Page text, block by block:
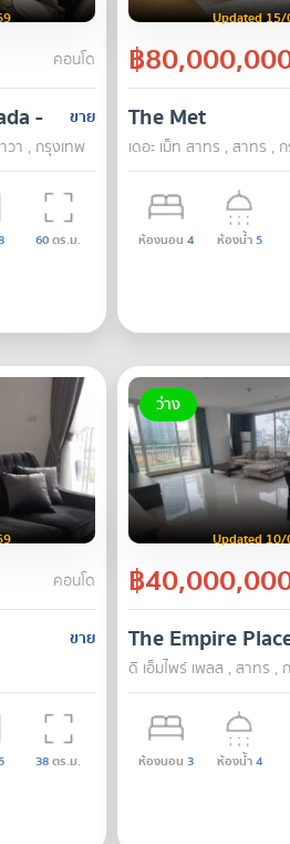
คอนโด
ขาย
- Sathu
า , กรุงเทพ
60ตร.ม.
Updated
฿
The Met
เดอะ เม็ท สาทร , สาทร ,
ห้องนอน 4 ห้องน้ำ5
คอนโด
ขาย
38ตร.ม.
ว่าง
Updated
฿
The Empire
ดิ เอ็มไพร์ เพลส , สาทร ,
ห้องนอน 3 ห้องน้ำ4